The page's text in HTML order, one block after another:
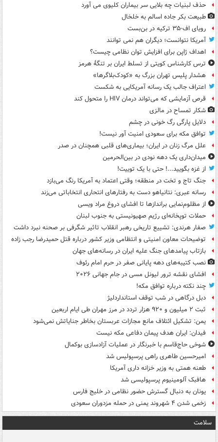
حذف لبنیات چه بلایی سر بیماران کلیوی می آورد
طبیعت بکر جاده اسالم به خلخال
رویای اف-۳۵ ترکیه در بن‌بست
آمریکا نتوانست؛ دیگران هم نمی توانند
اهداف ژاپن برای افزایش توان نظامی چیست؟
ترس کارشناس کویتی از تسلط ایران بر تنگۀ هرمز
هشدار پلیس تهران بزرگ به «کودک‌بلاگرها»
اعتراف جالب یک رسانه آمریکایی به شکست
قرص آزمایشی که می‌تواند درمان HIV را متحول کند
شکار تمساح در مالزی
دلایل پارگی رگ خونی در چشم
توافق مکه برای سعودی امنیت آور نیست!
علل مرگ زنان در ایران؛ بیماری‌های قلبی همچنان در صدر
میدان‌داری یک دهه نودی در بین‌الحرمین
از غزه بگویید...! حتی با یک توییت!
جنگ تاج و تخت در منطقه؛ وقتی اعتماد به آمریکا رنگ می‌بازد
رسانه عبری: نتانیاهو دست به رفتارهای انتحاری انتخاباتی می‌زند
از مظلوم‌نمایی براندازها تا افشای دروغ مراد ویسی
حملات توپخانه‌ای رژیم صهیونیستی به جنوب لبنان
صفار هرندی: تشییع تاریخی رهبر انقلاب تاثیر شگرفی بر صحنه نبرد داشت
توضیحات معاون امنیتی و انتظامی وزیر کشور درباره قتل حمیدرضا رجب زاده
بازتاب پیامدهای جنگ علیه ایران در رسانه‌های جهان
نصب کتیبه‌های دهه پایانی صفر در حرم امام رئوف
افشای نقشه ترور لیونل مسی در جام جهانی ۲۰۲۶
چند نکته درباره توافق مکه!
دبل درگاهی در شب توقف استانداردلیژ
ثبت ۲ میلیون و ۹۲۰ هزار تردد در مرز مهران طی ایام اربعین
یمن: تشکیل ائتلاف مانع مجازات عربستان بخاطر جنایاتش نمی‌شود
فیدان: ایران هدف پیمان دفاعی مکه نیست
شوخی حاج‌قاسم با خبرنگار در عملیات آزادسازی بوکمال
امیرحسین طاهری راهی پرسپولیس شد
طعنه همتی به وزیر خزانه داری آمریکا
هافبک آلومینیوم پرسپولیسی شد
یونان به دنبال گسترش حضور نظامی در خلیج فارس
زخمی شدن ۴ شهروند یمنی در حمله مزدوران سعودی
سلامت